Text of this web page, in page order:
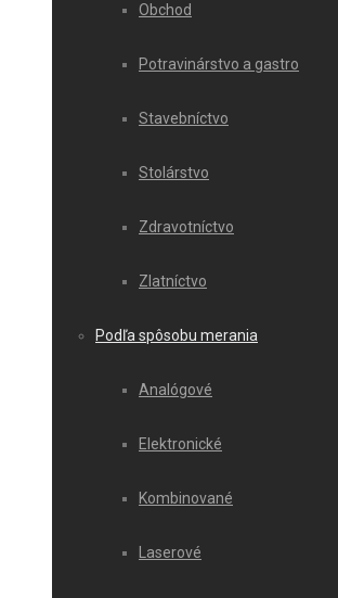
Obchod
Potravinárstvo a gastro
Stavebníctvo
Stolárstvo
Zdravotníctvo
Zlatníctvo
Podľa spôsobu merania
Analógové
Elektronické
Kombinované
Laserové